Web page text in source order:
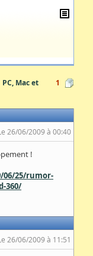
PC, Mac et
1
26/06/2009 à 00:40
!
06/25/rumor-
360/
26/06/2009 à 11:51